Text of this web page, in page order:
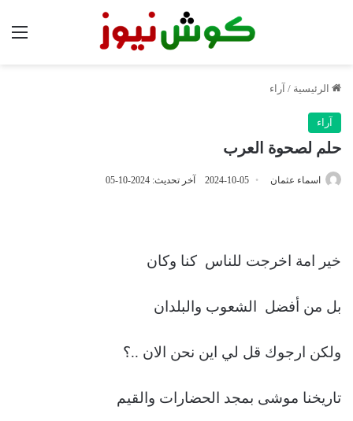
الرئيسية / آراء
آراء
حلم لصحوة العرب
اسماء عثمان 2024-10-05 آخر تحديث: 2024-10-05
خير امة اخرجت للناس كنا وكان
بل من أفضل الشعوب والبلدان
ولكن ارجوك قل لي اين نحن الان ..؟
تاريخنا موشى بمجد الحضارات والقيم